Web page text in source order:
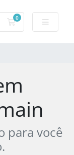
0
Carrinho de
para você